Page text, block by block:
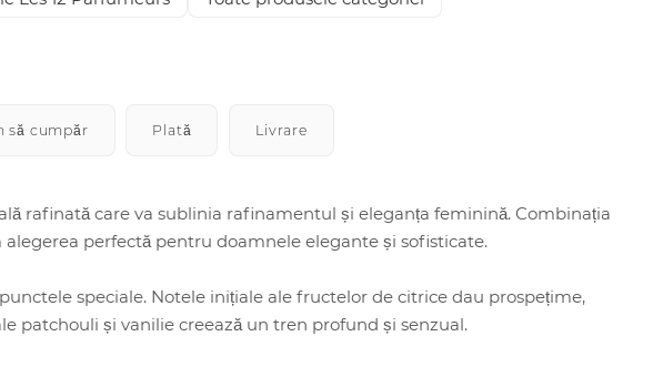
să cumpăr Plată Livrare
rafinată care va sublinia rafinamentul și eleganța feminină. Combinația
perfectă pentru doamnele elegante și sofisticate.
speciale. Notele inițiale ale fructelor de citrice dau prospețime,
patchouli și vanilie creează un tren profund și senzual.